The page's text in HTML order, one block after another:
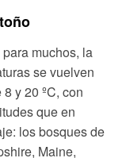
muchos, la
se vuelven
y 20 ºC, con
que en
los bosques de
Maine,